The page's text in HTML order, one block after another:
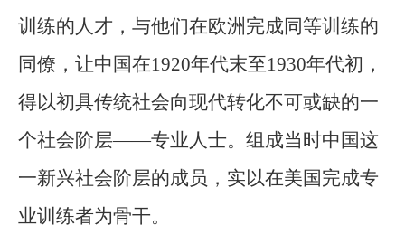
训练的人才，与他们在欧洲完成同等训练的
同僚，让中国在1920年代末至1930年代初，
得以初具传统社会向现代转化不可或缺的一
个社会阶层——专业人士。组成当时中国这
一新兴社会阶层的成员，实以在美国完成专
业训练者为骨干。